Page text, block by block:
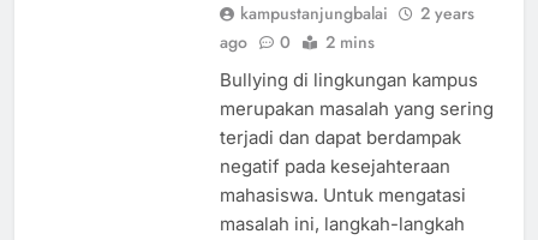
kampustanjungbalai
2 years
ago
0 2 mins
Bullying di lingkungan kampus
merupakan masalah yang sering
terjadi dan dapat berdampak
negatif pada kesejahteraan
mahasiswa. Untuk mengatasi
masalah ini, langkah-langkah